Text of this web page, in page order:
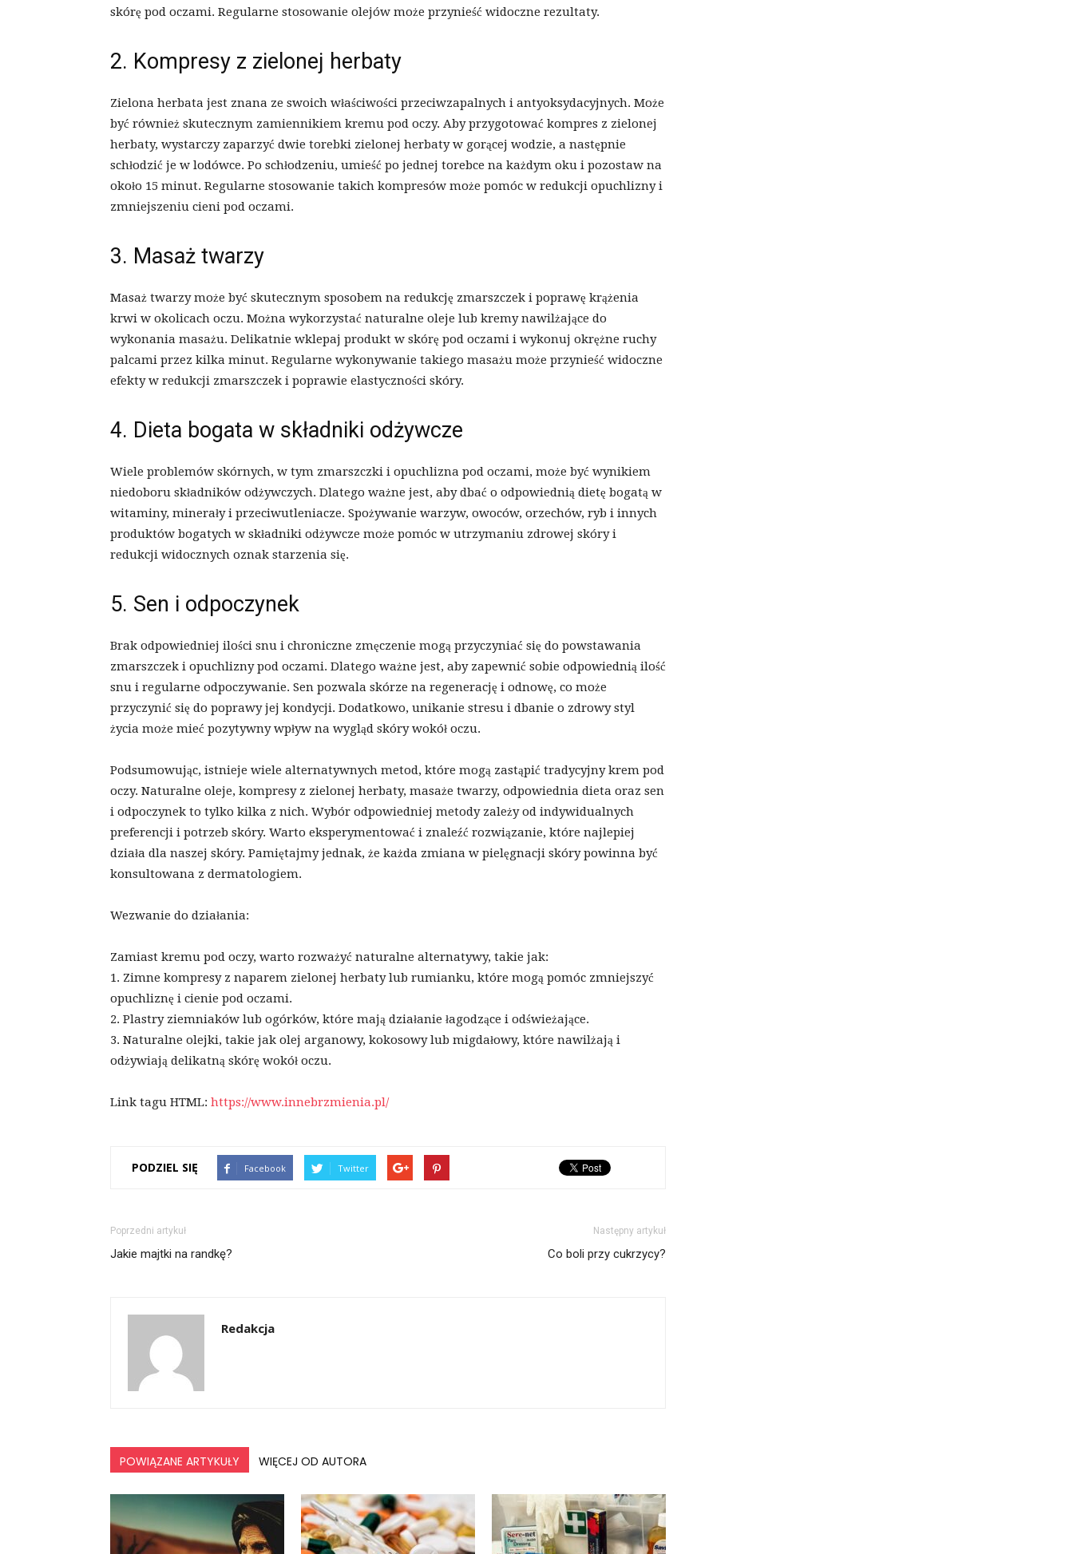
skórę pod oczami. Regularne stosowanie olejów może przynieść widoczne rezultaty.
2. Kompresy z zielonej herbaty
Zielona herbata jest znana ze swoich właściwości przeciwzapalnych i antyoksydacyjnych. Może
być również skutecznym zamiennikiem kremu pod oczy. Aby przygotować kompres z zielonej
herbaty, wystarczy zaparzyć dwie torebki zielonej herbaty w gorącej wodzie, a następnie
schłodzić je w lodówce. Po schłodzeniu, umieść po jednej torebce na każdym oku i pozostaw na
około 15 minut. Regularne stosowanie takich kompresów może pomóc w redukcji opuchlizny i
zmniejszeniu cieni pod oczami.
3. Masaż twarzy
Masaż twarzy może być skutecznym sposobem na redukcję zmarszczek i poprawę krążenia
krwi w okolicach oczu. Można wykorzystać naturalne oleje lub kremy nawilżające do
wykonania masażu. Delikatnie wklepaj produkt w skórę pod oczami i wykonuj okrężne ruchy
palcami przez kilka minut. Regularne wykonywanie takiego masażu może przynieść widoczne
efekty w redukcji zmarszczek i poprawie elastyczności skóry.
4. Dieta bogata w składniki odżywcze
Wiele problemów skórnych, w tym zmarszczki i opuchlizna pod oczami, może być wynikiem
niedoboru składników odżywczych. Dlatego ważne jest, aby dbać o odpowiednią dietę bogatą w
witaminy, minerały i przeciwutleniacze. Spożywanie warzyw, owoców, orzechów, ryb i innych
produktów bogatych w składniki odżywcze może pomóc w utrzymaniu zdrowej skóry i
redukcji widocznych oznak starzenia się.
5. Sen i odpoczynek
Brak odpowiedniej ilości snu i chroniczne zmęczenie mogą przyczyniać się do powstawania
zmarszczek i opuchlizny pod oczami. Dlatego ważne jest, aby zapewnić sobie odpowiednią ilość
snu i regularne odpoczywanie. Sen pozwala skórze na regenerację i odnowę, co może
przyczynić się do poprawy jej kondycji. Dodatkowo, unikanie stresu i dbanie o zdrowy styl
życia może mieć pozytywny wpływ na wygląd skóry wokół oczu.
Podsumowując, istnieje wiele alternatywnych metod, które mogą zastąpić tradycyjny krem pod
oczy. Naturalne oleje, kompresy z zielonej herbaty, masaże twarzy, odpowiednia dieta oraz sen
i odpoczynek to tylko kilka z nich. Wybór odpowiedniej metody zależy od indywidualnych
preferencji i potrzeb skóry. Warto eksperymentować i znaleźć rozwiązanie, które najlepiej
działa dla naszej skóry. Pamiętajmy jednak, że każda zmiana w pielęgnacji skóry powinna być
konsultowana z dermatologiem.
Wezwanie do działania:
Zamiast kremu pod oczy, warto rozważyć naturalne alternatywy, takie jak:
1. Zimne kompresy z naparem zielonej herbaty lub rumianku, które mogą pomóc zmniejszyć
opuchliznę i cienie pod oczami.
2. Plastry ziemniaków lub ogórków, które mają działanie łagodzące i odświeżające.
3. Naturalne olejki, takie jak olej arganowy, kokosowy lub migdałowy, które nawilżają i
odżywiają delikatną skórę wokół oczu.
Link tagu HTML: https://www.innebrzmienia.pl/
PODZIEL SIĘ Facebook Twitter
Poprzedni artykuł
Jakie majtki na randkę?
Następny artykuł
Co boli przy cukrzycy?
Redakcja
POWIĄZANE ARTYKUŁY WIĘCEJ OD AUTORA